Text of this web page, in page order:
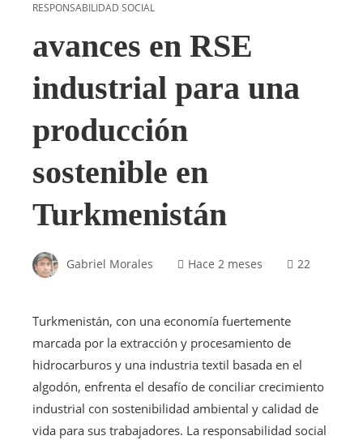
RESPONSABILIDAD SOCIAL
avances en RSE
industrial para una
producción
sostenible en
Turkmenistán
Gabriel Morales Hace 2 meses 22
Turkmenistán, con una economía fuertemente
marcada por la extracción y procesamiento de
hidrocarburos y una industria textil basada en el
algodón, enfrenta el desafío de conciliar crecimiento
industrial con sostenibilidad ambiental y calidad de
vida para sus trabajadores. La responsabilidad social